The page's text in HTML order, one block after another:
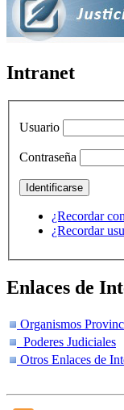
Intranet
Usuario
Contraseña
¿Recordar
¿Recordar
Enlaces de
Organismos
Poderes Judiciales
Otros Enlaces de